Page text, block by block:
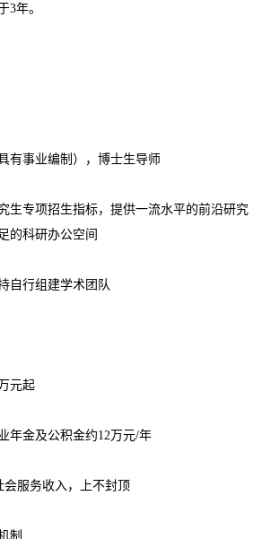
3年。
事业编制），博士生导师
专项招生指标，提供一流水平的前沿研究
的科研办公空间
行组建学术团队
元起
金及公积金约12万元/年
服务收入，上不封顶
制